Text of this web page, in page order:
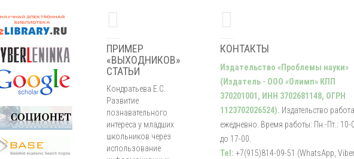
ПРИМЕР
«ВЫХОДНИКОВ»
СТАТЬИ
Кондратьева Е.С.
Развитие
познавательного
интереса у младших
школьников через
использование
КОНТАКТЫ
Издательство «Проблемы науки»
(Издатель - ООО «Олимп» КПП
370201001, ИНН 3702681148, ОГРН
1123702026524). Издательство
ежедневно. Время работы: Пн.-Пт.: 10-
до 17-00.
Tel: +7(915)814-09-51 (WhatsApp, Viber,